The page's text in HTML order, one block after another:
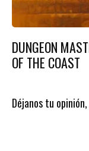
DUNGEON
OF THE COAST
Déjanos tu